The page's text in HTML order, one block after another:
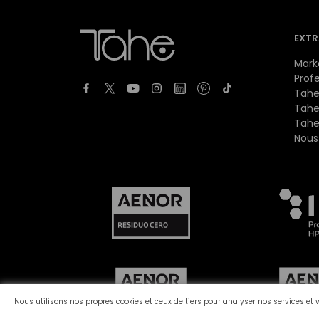
Nous utilisons nos propres cookies et ceux de tiers pour analyser nos services